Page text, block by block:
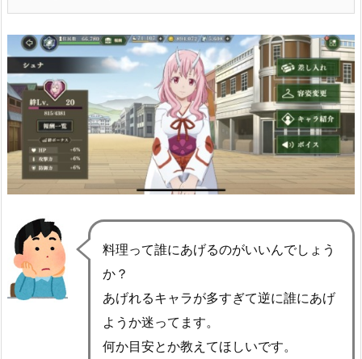
料理って誰にあげるのがいいんでしょう
か？
あげれるキャラが多すぎて逆に誰にあげ
ようか迷ってます。
何か目安とか教えてほしいです。